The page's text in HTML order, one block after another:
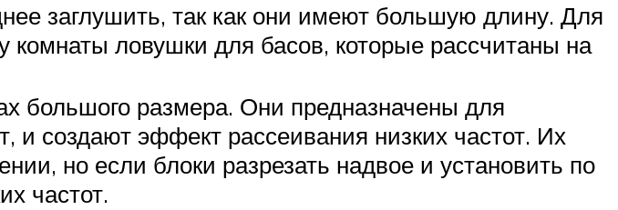
заглушить, так как они имеют большую длину. Для
комнаты ловушки для басов, которые рассчитаны на
большого размера. Они предназначены для
и создают эффект рассеивания низких частот. Их
но если блоки разрезать надвое и установить по
частот.